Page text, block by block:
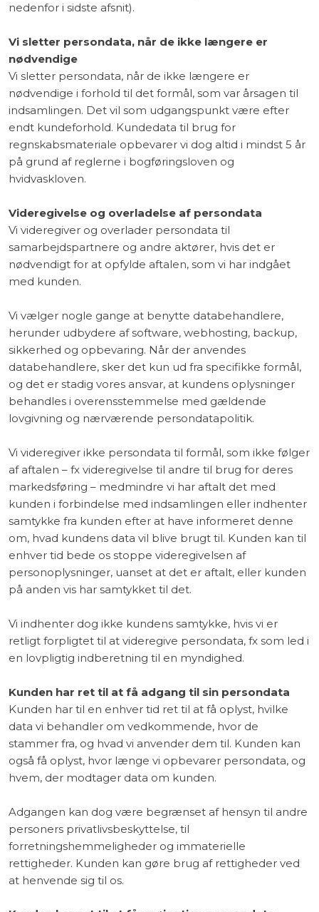
nedenfor i sidste afsnit).
Vi sletter persondata, når de ikke længere er
nødvendige
Vi sletter persondata, når de ikke længere er
nødvendige i forhold til det formål, som var årsagen til
indsamlingen. Det vil som udgangspunkt være efter
endt kundeforhold. Kundedata til brug for
regnskabsmateriale opbevarer vi dog altid i mindst 5 år
på grund af reglerne i bogføringsloven og
hvidvaskloven.
Videregivelse og overladelse af persondata
Vi videregiver og overlader persondata til
samarbejdspartnere og andre aktører, hvis det er
nødvendigt for at opfylde aftalen, som vi har indgået
med kunden.
Vi vælger nogle gange at benytte databehandlere,
herunder udbydere af software, webhosting, backup,
sikkerhed og opbevaring. Når der anvendes
databehandlere, sker det kun ud fra specifikke formål,
og det er stadig vores ansvar, at kundens oplysninger
behandles i overensstemmelse med gældende
lovgivning og nærværende persondatapolitik.
Vi videregiver ikke persondata til formål, som ikke følger
af aftalen – fx videregivelse til andre til brug for deres
markedsføring – medmindre vi har aftalt det med
kunden i forbindelse med indsamlingen eller indhenter
samtykke fra kunden efter at have informeret denne
om, hvad kundens data vil blive brugt til. Kunden kan til
enhver tid bede os stoppe videregivelsen af
personoplysninger, uanset at det er aftalt, eller kunden
på anden vis har samtykket til det.
Vi indhenter dog ikke kundens samtykke, hvis vi er
retligt forpligtet til at videregive persondata, fx som led i
en lovpligtig indberetning til en myndighed.
Kunden har ret til at få adgang til sin persondata
Kunden har til en enhver tid ret til at få oplyst, hvilke
data vi behandler om vedkommende, hvor de
stammer fra, og hvad vi anvender dem til. Kunden kan
også få oplyst, hvor længe vi opbevarer persondata, og
hvem, der modtager data om kunden.
Adgangen kan dog være begrænset af hensyn til andre
personers privatlivsbeskyttelse, til
forretningshemmeligheder og immaterielle
rettigheder. Kunden kan gøre brug af rettigheder ved
at henvende sig til os.